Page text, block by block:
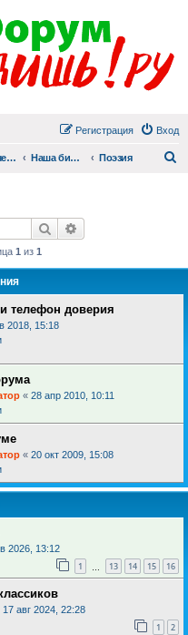
Вход
Регистрация
Практический раздел Наша библиотека Поэзия
Поиск
1 из 1
телефон доверия
2018, 15:18
« 28 апр 2010, 10:11
« 20 окт 2009, 15:08
2026, 13:12
1 13 14 15 16
17 авг 2024, 22:28
1 2